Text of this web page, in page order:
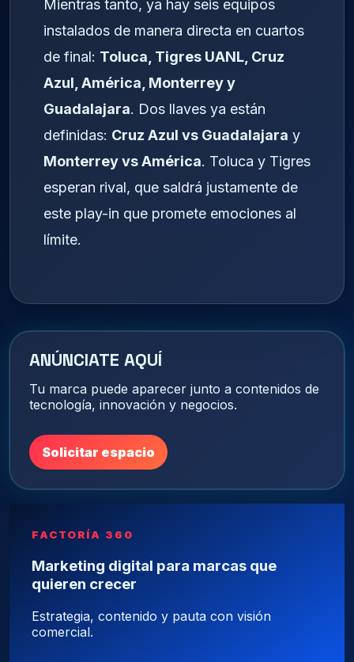
Mientras tanto, ya hay seis equipos
instalados de manera directa en cuartos
de final: Toluca, Tigres UANL, Cruz
Azul, América, Monterrey y
Guadalajara. Dos llaves ya están
definidas: Cruz Azul vs Guadalajara y
Monterrey vs América. Toluca y Tigres
esperan rival, que saldrá justamente de
este play-in que promete emociones al
límite.
ANÚNCIATE AQUÍ
Tu marca puede aparecer junto a contenidos de
tecnología, innovación y negocios.
Solicitar espacio
FACTORÍA 360
Marketing digital para marcas que
quieren crecer
Estrategia, contenido y pauta con visión
comercial.